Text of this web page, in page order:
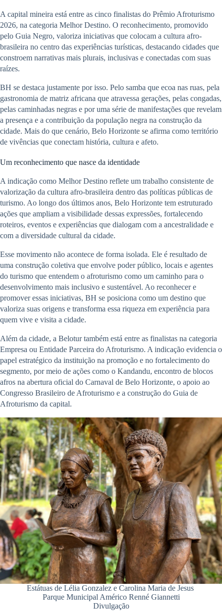
A capital mineira está entre as cinco finalistas do Prêmio Afroturismo
2026, na categoria Melhor Destino. O reconhecimento, promovido
pelo Guia Negro, valoriza iniciativas que colocam a cultura afro-
brasileira no centro das experiências turísticas, destacando cidades que
constroem narrativas mais plurais, inclusivas e conectadas com suas
raízes.
BH se destaca justamente por isso. Pelo samba que ecoa nas ruas, pela
gastronomia de matriz africana que atravessa gerações, pelas congadas,
pelas caminhadas negras e por uma série de manifestações que revelam
a presença e a contribuição da população negra na construção da
cidade. Mais do que cenário, Belo Horizonte se afirma como território
de vivências que conectam história, cultura e afeto.
Um reconhecimento que nasce da identidade
A indicação como Melhor Destino reflete um trabalho consistente de
valorização da cultura afro-brasileira dentro das políticas públicas de
turismo. Ao longo dos últimos anos, Belo Horizonte tem estruturado
ações que ampliam a visibilidade dessas expressões, fortalecendo
roteiros, eventos e experiências que dialogam com a ancestralidade e
com a diversidade cultural da cidade.
Esse movimento não acontece de forma isolada. Ele é resultado de
uma construção coletiva que envolve poder público, locais e agentes
do turismo que entendem o afroturismo como um caminho para o
desenvolvimento mais inclusivo e sustentável. Ao reconhecer e
promover essas iniciativas, BH se posiciona como um destino que
valoriza suas origens e transforma essa riqueza em experiência para
quem vive e visita a cidade.
Além da cidade, a Belotur também está entre as finalistas na categoria
Empresa ou Entidade Parceira do Afroturismo. A indicação evidencia o
papel estratégico da instituição na promoção e no fortalecimento do
segmento, por meio de ações como o Kandandu, encontro de blocos
afros na abertura oficial do Carnaval de Belo Horizonte, o apoio ao
Congresso Brasileiro de Afroturismo e a construção do Guia de
Afroturismo da capital.
Estátuas de Lélia Gonzalez e Carolina Maria de Jesus
Parque Municipal Américo Renné Giannetti
Divulgação